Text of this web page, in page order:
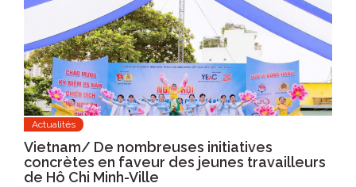
Actualités
Vietnam/ De nombreuses initiatives
concrètes en faveur des jeunes travailleurs
de Hô Chi Minh-Ville